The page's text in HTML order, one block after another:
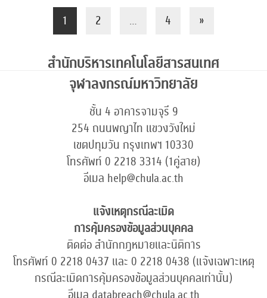
1 2 … 4 »
สำนักบริหารเทคโนโลยีสารสนเทศ
จุฬาลงกรณ์มหาวิทยาลัย
ชั้น 4 อาคารจามจุรี 9
254 ถนนพญาไท แขวงวังใหม่
เขตปทุมวัน กรุงเทพฯ 10330
โทรศัพท์ 0 2218 3314 (1คู่สาย)
อีเมล help@chula.ac.th
แจ้งเหตุกรณีละเมิด
การคุ้มครองข้อมูลส่วนบุคคล
ติดต่อ สำนักกฎหมายและนิติการ
โทรศัพท์ 0 2218 0437 และ 0 2218 0438 (แจ้งเฉพาะเหตุ
กรณีละเมิดการคุ้มครองข้อมูลส่วนบุคคลเท่านั้น)